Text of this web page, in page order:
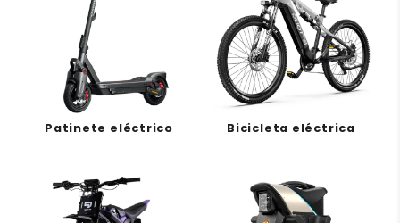
Patinete eléctrico Bicicleta eléctrica